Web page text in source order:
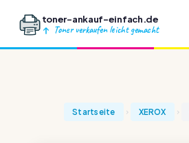
toner-ankauf-einfach.de
Toner verkaufen leicht gemacht
Startseite XEROX